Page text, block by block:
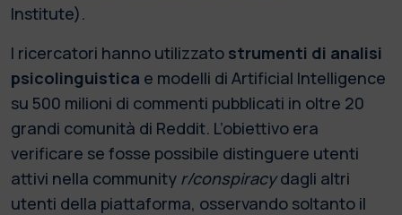
Institute).
I ricercatori hanno utilizzato strumenti di analisi
psicolinguistica e modelli di Artificial Intelligence
su 500 milioni di commenti pubblicati in oltre 20
grandi comunità di Reddit. L’obiettivo era
verificare se fosse possibile distinguere utenti
attivi nella community r/conspiracydagli altri
utenti della piattaforma, osservando soltanto il